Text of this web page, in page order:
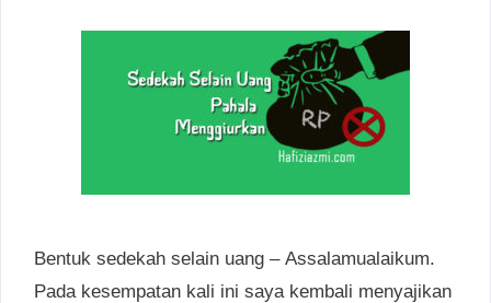
Bentuk sedekah selain uang – Assalamualaikum.
Pada kesempatan kali ini saya kembali menyajikan